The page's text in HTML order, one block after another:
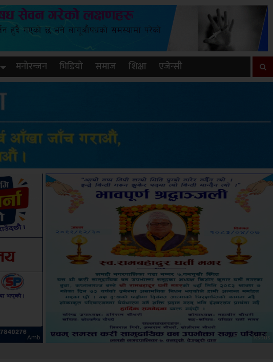
मनोरन्जन भिडियो समाज शिक्षा एजेन्सी
ksbus Sdc